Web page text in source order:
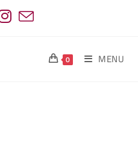
0 MENU